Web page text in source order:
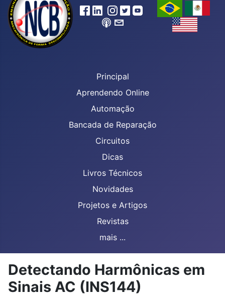
Principal
Aprendendo Online
Automação
Bancada de Reparação
Circuitos
Dicas
Livros Técnicos
Novidades
Projetos e Artigos
Revistas
mais ...
Detectando Harmônicas em
Sinais AC (INS144)